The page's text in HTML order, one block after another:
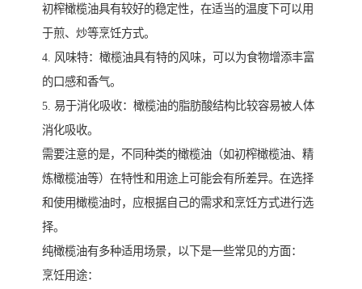
初榨橄榄油具有较好的稳定性，在适当的温度下可以用
于煎、炒等烹饪方式。
4. 风味特：橄榄油具有特的风味，可以为食物增添丰富
的口感和香气。
5. 易于消化吸收：橄榄油的脂肪酸结构比较容易被人体
消化吸收。
需要注意的是，不同种类的橄榄油（如初榨橄榄油、精
炼橄榄油等）在特性和用途上可能会有所差异。在选择
和使用橄榄油时，应根据自己的需求和烹饪方式进行选
择。
纯橄榄油有多种适用场景，以下是一些常见的方面：
烹饪用途：